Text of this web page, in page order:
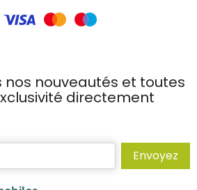
nos nouveautés et toutes
directement
Envoyez